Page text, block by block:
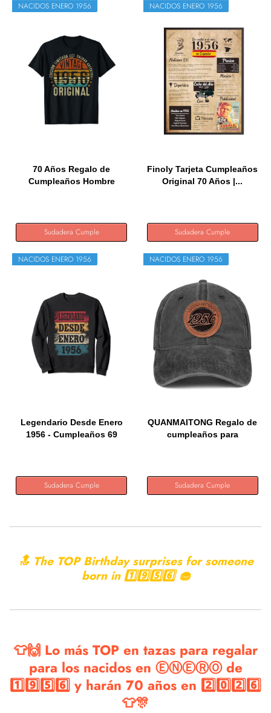
NACIDOS ENERO 1956
70 Años Regalo de
Cumpleaños Hombre
Sudadera Cumple
NACIDOS ENERO 1956
Finoly Tarjeta Cumpleaños
Original 70 Años |...
Sudadera Cumple
NACIDOS ENERO 1956
Legendario Desde Enero
1956 - Cumpleaños 69
Sudadera Cumple
NACIDOS ENERO 1956
QUANMAITONG Regalo de
cumpleaños para
Sudadera Cumple
🔝 The TOP Birthday surprises for someone
born in 1️⃣9️⃣5️⃣6️⃣ 🧁
👕🙌 Lo más TOP en tazas para regalar
para los nacidos en ⒺⓃⒺⓇⓄ de
1️⃣9️⃣5️⃣6️⃣ y harán 70 años en 2️⃣0️⃣2️⃣6️⃣
👕🎊